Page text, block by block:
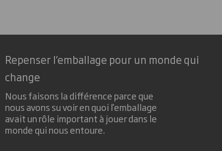
Repenser l’emballage pour un monde qui
change
Nous faisons la différence parce que
nous avons su voir en quoi l'emballage
avait un rôle important à jouer dans le
monde qui nous entoure.